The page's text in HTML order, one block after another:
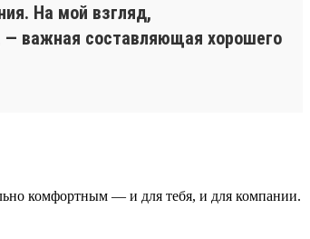
На мой взгляд,
важная составляющая хорошего
комфортным — и для тебя, и для компании.